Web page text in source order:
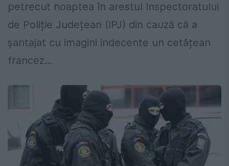
petrecut noaptea în arestul Inspectoratului
de Poliție Județean (IPJ) din cauză că a
șantajat cu imagini indecente un cetățean
francez...